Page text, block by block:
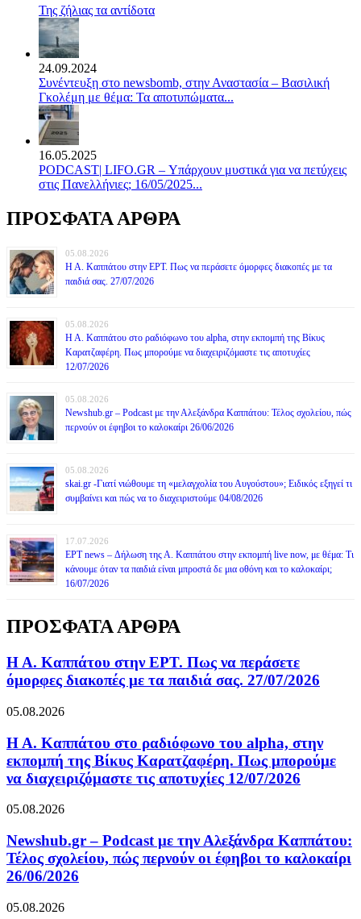
Της ζήλιας τα αντίδοτα
24.09.2024
Συνέντευξη στο newsbomb, στην Αναστασία – Βασιλική
Γκολέμη με θέμα: Τα αποτυπώματα...
16.05.2025
PODCAST| LIFO.GR – Υπάρχουν μυστικά για να πετύχεις
στις Πανελλήνιες; 16/05/2025...
ΠΡΟΣΦΑΤΑ ΑΡΘΡΑ
05.08.2026
Η Α. Καππάτου στην ΕΡΤ. Πως να περάσετε όμορφες διακοπές με τα
παιδιά σας. 27/07/2026
05.08.2026
Η Α. Καππάτου στο ραδιόφωνο του alpha, στην εκπομπή της Βίκυς
Καρατζαφέρη. Πως μπορούμε να διαχειριζόμαστε τις αποτυχίες
12/07/2026
05.08.2026
Newshub.gr – Podcast με την Αλεξάνδρα Καππάτου: Τέλος σχολείου, πώς
περνούν οι έφηβοι το καλοκαίρι 26/06/2026
05.08.2026
skai.gr -Γιατί νιώθουμε τη «μελαγχολία του Αυγούστου»; Ειδικός εξηγεί τι
συμβαίνει και πώς να το διαχειριστούμε 04/08/2026
17.07.2026
ΕΡΤ news – Δήλωση της Α. Καππάτου στην εκπομπή live now, με θέμα: Τι
κάνουμε όταν τα παιδιά είναι μπροστά δε μια οθόνη και το καλοκαίρι;
16/07/2026
ΠΡΟΣΦΑΤΑ ΑΡΘΡΑ
Η Α. Καππάτου στην ΕΡΤ. Πως να περάσετε
όμορφες διακοπές με τα παιδιά σας. 27/07/2026
05.08.2026
Η Α. Καππάτου στο ραδιόφωνο του alpha, στην
εκπομπή της Βίκυς Καρατζαφέρη. Πως μπορούμε
να διαχειριζόμαστε τις αποτυχίες 12/07/2026
05.08.2026
Newshub.gr – Podcast με την Αλεξάνδρα Καππάτου:
Τέλος σχολείου, πώς περνούν οι έφηβοι το καλοκαίρι
26/06/2026
05.08.2026